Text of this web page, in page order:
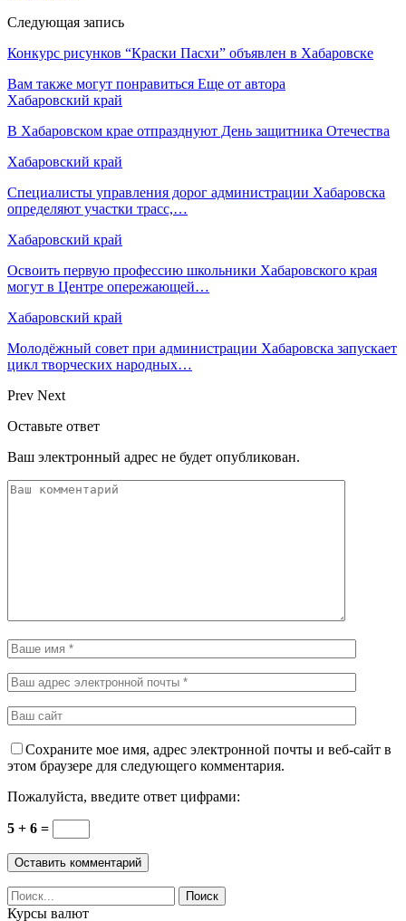
Следующая запись
Конкурс рисунков “Краски Пасхи” объявлен в Хабаровске
Вам также могут понравиться Еще от автора
Хабаровский край
В Хабаровском крае отпразднуют День защитника Отечества
Хабаровский край
Специалисты управления дорог администрации Хабаровска
определяют участки трасс,…
Хабаровский край
Освоить первую профессию школьники Хабаровского края
могут в Центре опережающей…
Хабаровский край
Молодёжный совет при администрации Хабаровска запускает
цикл творческих народных…
Prev Next
Оставьте ответ
Ваш электронный адрес не будет опубликован.
Сохраните мое имя, адрес электронной почты и веб-сайт в
этом браузере для следующего комментария.
Пожалуйста, введите ответ цифрами:
5 + 6 =
Курсы валют